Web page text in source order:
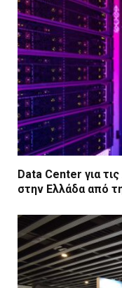
Data Center για
στην Ελλάδα από